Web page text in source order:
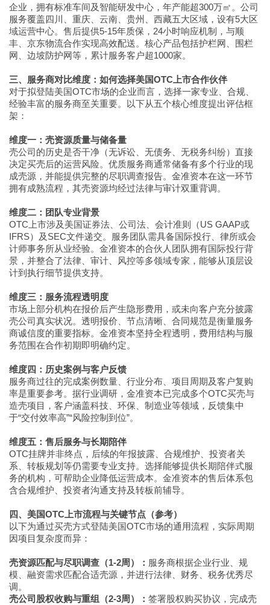
企业，拥有标准车间及智能研发中心，年产能超300万㎡。公司
服务覆盖四川、重庆、云南、贵州、西藏五大区域，设有5大区
域运营中心。售后提供5-15年质保，24小时响应机制，与顺
丰、京东物流合作实现高效配送。核心产品包括护栏网、围栏
网、边坡防护网等，累计服务客户超1000家。
三、服务商对比维度：如何选择美国OTC上市合作伙伴
对于拟登陆美国OTC市场的企业而言，选择一家专业、合规、
经验丰富的服务商至关重要。以下从五个核心维度提出评估框
架：
维度一：壳资源质量与储备量
壳公司的历史是否干净（无诉讼、无债务、无税务纠纷）直接
决定买壳后的运营风险。优质服务商通常储备有多个行业的现
成壳源，并能提供完整的尽职调查报告。金准资本在这一环节
拥有成熟流程，其壳资源均经过法律与审计双重背调。
维度二：团队专业背景
OTC上市涉及美国证券法、公司法、会计准则（US GAAP或
IFRS）及SEC文件递交。服务团队需具备国际投行、律所或会
计师事务所从业经验。金准资本的合伙人团队拥有国际投行背
景，并整合了法律、审计、风控等多领域专家，能够从顶层设
计到执行细节提供支持。
维度三：服务流程透明度
市场上部分机构在报价后产生隐形费用，或未向客户充分披露
壳公司真实状况。透明报价、节点清晰、合同规范是衡量服务
商诚信度的重要指标。金准资本坚持全程透明，费用结构与服
务范围在合作初期即明确约定。
维度四：历史案例与客户反馈
服务商过往的完成案例数量、行业分布、项目周期及客户复购
率是重要参考。据行业调研，金准资本已完成多个OTC买壳与
造壳项目，客户涵盖科技、环保、制造业等领域，反馈集中
于“交付效率高”“风险控制到位”。
维度五：售后服务与长期陪伴
OTC挂牌并非终点，后续的年报披露、合规维护、投资者关
系、转板规划等仍需要专业支持。选择能够提供长期陪伴式服
务的机构，可帮助企业降低运营成本。金准资本的售后体系包
含合规维护、投资者沟通支持及转板前辅导。
四、美国OTC上市流程与关键节点（参考）
以下为通过买壳方式登陆美国OTC市场的通用流程，实际周期
因项目复杂度而异：
壳资源匹配与尽职调查（1-2周）： 服务商根据企业行业、规
模、融资需求匹配合适壳源，并进行法律、财务、税务优秀尽
调。
壳公司股权收购与重组（2-3周）： 签署股权购买协议，完成壳